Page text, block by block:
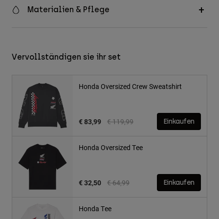
Materialien & Pflege
Vervollständigen sie ihr set
Honda Oversized Crew Sweatshirt
Price reduced from
€ 119,99to
€ 83,99 Einkaufen
Honda Oversized Tee
Price reduced from
€ 64,99to
€ 32,50 Einkaufen
Honda Tee